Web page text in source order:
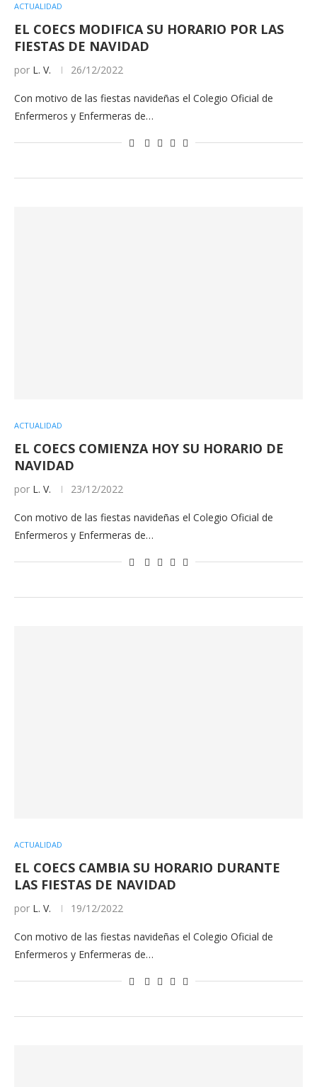
ACTUALIDAD
EL COECS MODIFICA SU HORARIO POR LAS
FIESTAS DE NAVIDAD
por L. V. 26/12/2022
Con motivo de las fiestas navideñas el Colegio Oficial de
Enfermeros y Enfermeras de…
ACTUALIDAD
EL COECS COMIENZA HOY SU HORARIO DE
NAVIDAD
por L. V. 23/12/2022
Con motivo de las fiestas navideñas el Colegio Oficial de
Enfermeros y Enfermeras de…
ACTUALIDAD
EL COECS CAMBIA SU HORARIO DURANTE
LAS FIESTAS DE NAVIDAD
por L. V. 19/12/2022
Con motivo de las fiestas navideñas el Colegio Oficial de
Enfermeros y Enfermeras de…